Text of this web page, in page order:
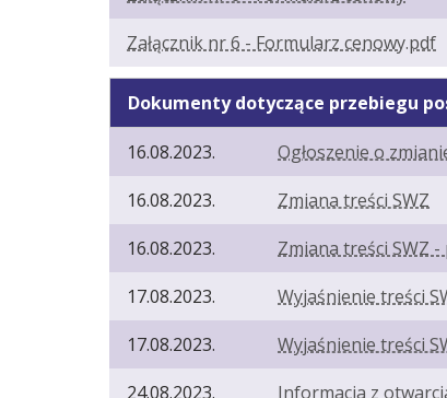
Załącznik nr 6 - Formularz cenowy.pdf
Dokumenty dotyczące przebiegu
16.08.2023.
Ogłoszenie o
16.08.2023.
Zmiana treści SWZ
16.08.2023.
Zmiana treści SWZ
17.08.2023.
Wyjaśnienie treści
17.08.2023.
Wyjaśnienie treści
24.08.2023.
Informacja z